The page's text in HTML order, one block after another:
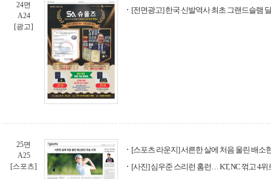
24면
A24
[광고]
[전면광고] 한국 신발역사 최초 그랜드슬램
25면
A25
[스포츠]
[스포츠 라운지] 서른한 살에 처음 울린 배소
[사진] 심우준 스리런 홈런… KT, NC 꺾고 4위